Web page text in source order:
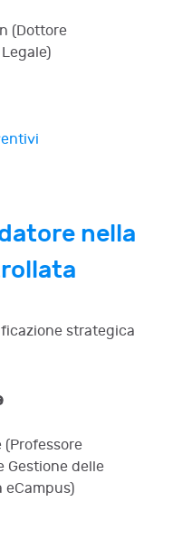
(Dottore
nella
strategica
Gestione delle
eCampus)